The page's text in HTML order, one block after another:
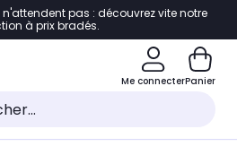
la navigation
pied de page
chatbot
pas : découvrez vite notre
à prix bradés.
Me connecterPanier